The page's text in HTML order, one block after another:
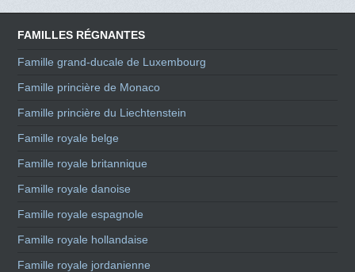
FAMILLES RÉGNANTES
Famille grand-ducale de Luxembourg
Famille princière de Monaco
Famille princière du Liechtenstein
Famille royale belge
Famille royale britannique
Famille royale danoise
Famille royale espagnole
Famille royale hollandaise
Famille royale jordanienne